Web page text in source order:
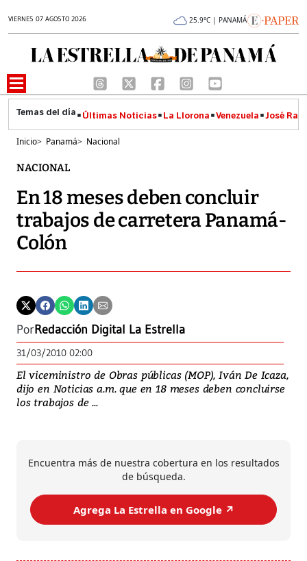
VIERNES 07 AGOSTO 2026 25.9°C | PANAMÁ
Últimas Noticias La Llorona Venezuela José
Inicio> Panamá> Nacional
NACIONAL
En 18 meses deben concluir
trabajos de carretera Panamá-
Colón
PorRedacción Digital La Estrella
31/03/2010 02:00
El viceministro de Obras públicas (MOP), Iván De Icaza,
dijo en Noticias a.m. que en 18 meses deben concluirse
los trabajos de ...
Encuentra más de nuestra cobertura en los resultados
de búsqueda.
Agrega La Estrella en Google ↗️